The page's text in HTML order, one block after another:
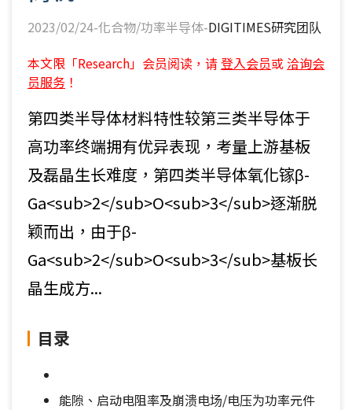
2023/02/24-化合物/功率半导体-DIGITIMES研究团队
本文限「Research」会员阅读，请登入会员或 洽询会
员服务 ！
第四类半导体材料特性较第三类半导体于
高功率终端拥有优异表现，考量上游基板
及磊晶生长难度，第四类半导体氧化镓β-
Ga<sub>2</sub>O<sub>3</sub>逐渐脱
颖而出，由于β-
Ga<sub>2</sub>O<sub>3</sub>基板长
晶生成方...
目录
能隙、启动电阻率及崩溃电场/电压为功率元件